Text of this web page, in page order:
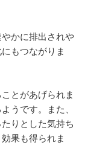
かに排出されや
もつながりま
とがあげられま
うです。また、
りとした気持ち
果も得られま